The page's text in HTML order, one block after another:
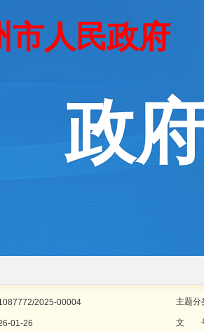
市人民政府
政
2025-00004 主题分
01-26 文